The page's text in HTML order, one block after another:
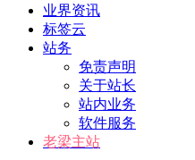
业界资讯
标签云
站务
免责声明
关于站长
站内业务
软件服务
老梁主站